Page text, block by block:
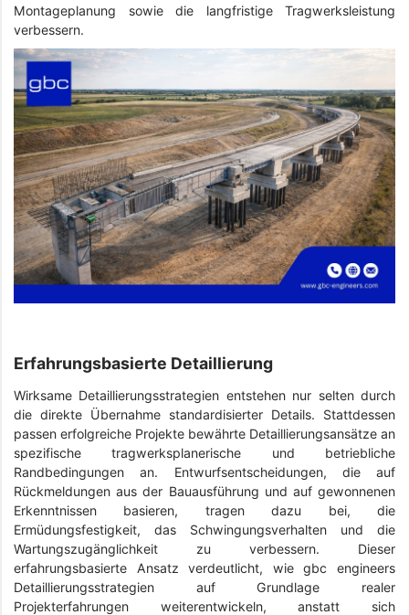
Montageplanung sowie die langfristige Tragwerksleistung
verbessern.
Erfahrungsbasierte Detaillierung
Wirksame Detaillierungsstrategien entstehen nur selten durch
die direkte Übernahme standardisierter Details. Stattdessen
passen erfolgreiche Projekte bewährte Detaillierungsansätze an
spezifische tragwerksplanerische und betriebliche
Randbedingungen an. Entwurfsentscheidungen, die auf
Rückmeldungen aus der Bauausführung und auf gewonnenen
Erkenntnissen basieren, tragen dazu bei, die
Ermüdungsfestigkeit, das Schwingungsverhalten und die
Wartungszugänglichkeit zu verbessern. Dieser
erfahrungsbasierte Ansatz verdeutlicht, wie gbc engineers
Detaillierungsstrategien auf Grundlage realer
Projekterfahrungen weiterentwickeln, anstatt sich